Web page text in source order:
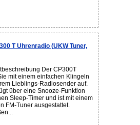
T Uhrenradio (UKW Tuner,
Der CP300T
mit einem einfachen Klingeln
Lieblings-Radiosender auf.
über eine Snooze-Funktion
Sleep-Timer und ist mit einem
FM-Tuner ausgestattet.